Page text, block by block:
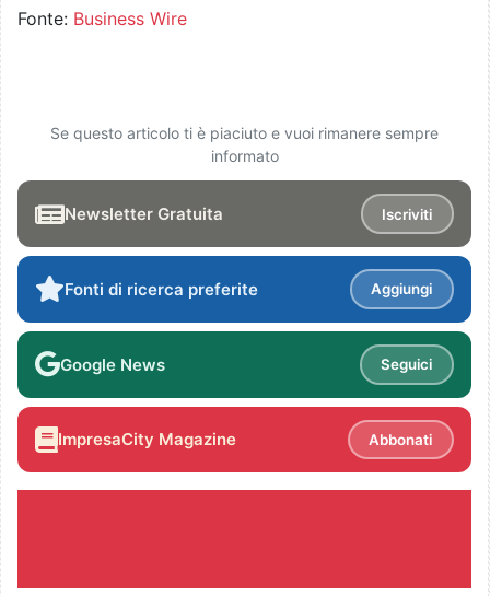
Fonte: Business Wire
Se questo articolo ti è piaciuto e vuoi rimanere sempre
informato
Newsletter Gratuita Iscriviti
Fonti di ricerca preferite Aggiungi
Google News Seguici
ImpresaCity Magazine Abbonati